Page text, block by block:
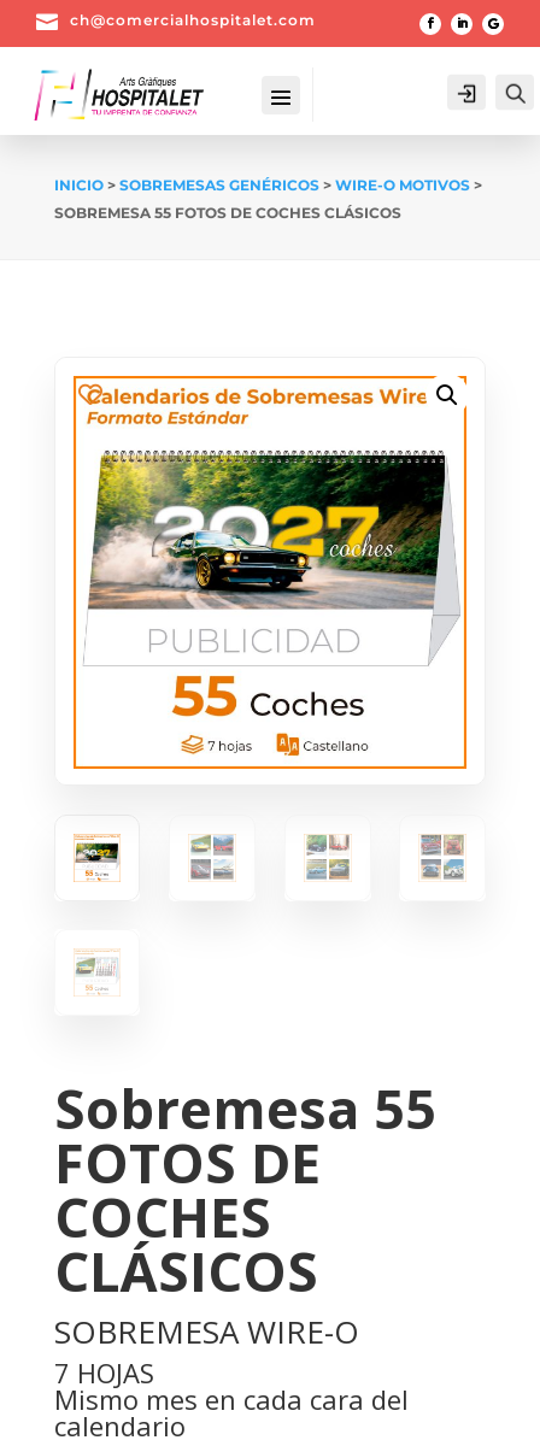
 ch@comercialhospitalet.com
Login
INICIO> SOBREMESAS GENÉRICOS> WIRE-O MOTIVOS>
SOBREMESA 55 FOTOS DE COCHES CLÁSICOS
Sobremesa 55
FOTOS DE
COCHES
CLÁSICOS
SOBREMESA WIRE-O
7 HOJAS
Mismo mes en cada cara del
calendario